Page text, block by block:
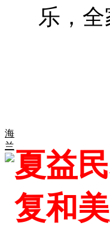
海
兰
乐，
夏益
复和